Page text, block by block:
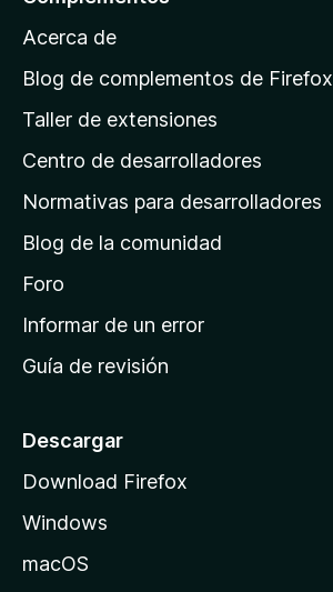
p
á
n
a
e
i
n
c
o
e
M
Acerca de
Blog de complementos de Firefox
Taller de extensiones
Centro de desarrolladores
Normativas para desarrolladores
Blog de la comunidad
Foro
Informar de un error
Guía de revisión
Descargar
Download Firefox
Windows
macOS